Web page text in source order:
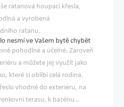
ratanová houpací křesla,
a vyrobená
ratanu.
nesmí ve Vašem bytě chybět
pohodlné a účelné. Zároveň
a můžete jej využít jako
které si oblíbí celá rodina.
vhodné do exteriéru, na
terasu, k bazénu…